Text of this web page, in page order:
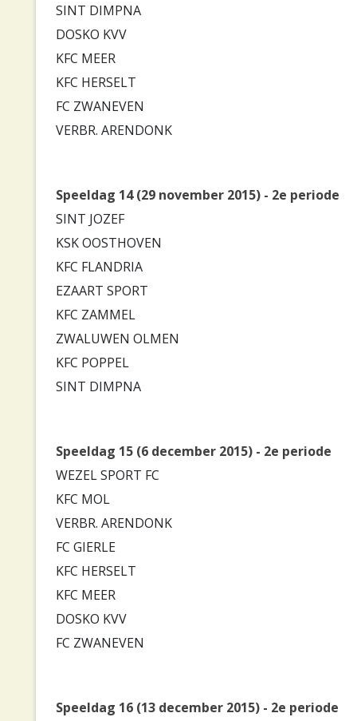
SINT DIMPNA
DOSKO KVV
KFC MEER
KFC HERSELT
FC ZWANEVEN
VERBR. ARENDONK
Speeldag 14 (29 november 2015) - 2e periode
SINT JOZEF
KSK OOSTHOVEN
KFC FLANDRIA
EZAART SPORT
KFC ZAMMEL
ZWALUWEN OLMEN
KFC POPPEL
SINT DIMPNA
Speeldag 15 (6 december 2015) - 2e periode
WEZEL SPORT FC
KFC MOL
VERBR. ARENDONK
FC GIERLE
KFC HERSELT
KFC MEER
DOSKO KVV
FC ZWANEVEN
Speeldag 16 (13 december 2015) - 2e periode